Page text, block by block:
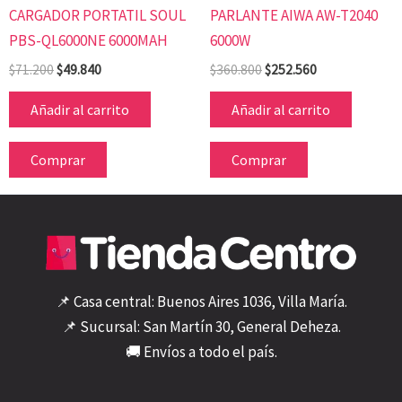
CARGADOR PORTATIL SOUL
PBS-QL6000NE 6000MAH
$71.200$49.840
Añadir al carrito
Comprar
PARLANTE AIWA AW-T2040
6000W
$360.800$252.560
Añadir al carrito
Comprar
📌 Casa central: Buenos Aires 1036, Villa María.
📌 Sucursal: San Martín 30, General Deheza.
🚚 Envíos a todo el país.